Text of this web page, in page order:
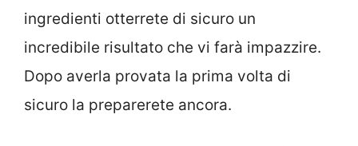
ingredienti otterrete di sicuro un
incredibile risultato che vi farà impazzire.
Dopo averla provata la prima volta di
sicuro la preparerete ancora.